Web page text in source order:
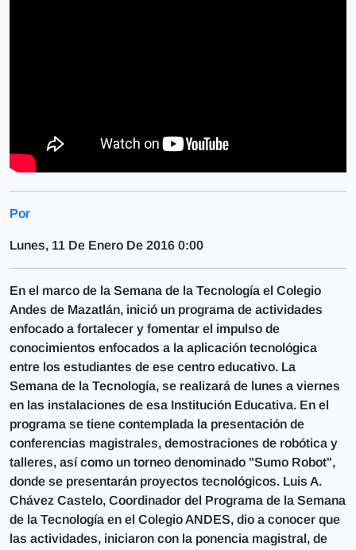
Por
Lunes, 11 De Enero De 2016 0:00
En el marco de la Semana de la Tecnología el Colegio
Andes de Mazatlán, inició un programa de actividades
enfocado a fortalecer y fomentar el impulso de
conocimientos enfocados a la aplicación tecnológica
entre los estudiantes de ese centro educativo. La
Semana de la Tecnología, se realizará de lunes a viernes
en las instalaciones de esa Institución Educativa. En el
programa se tiene contemplada la presentación de
conferencias magistrales, demostraciones de robótica y
talleres, así como un torneo denominado "Sumo Robot",
donde se presentarán proyectos tecnológicos. Luis A.
Chávez Castelo, Coordinador del Programa de la Semana
de la Tecnología en el Colegio ANDES, dio a conocer que
las actividades, iniciaron con la ponencia magistral, de